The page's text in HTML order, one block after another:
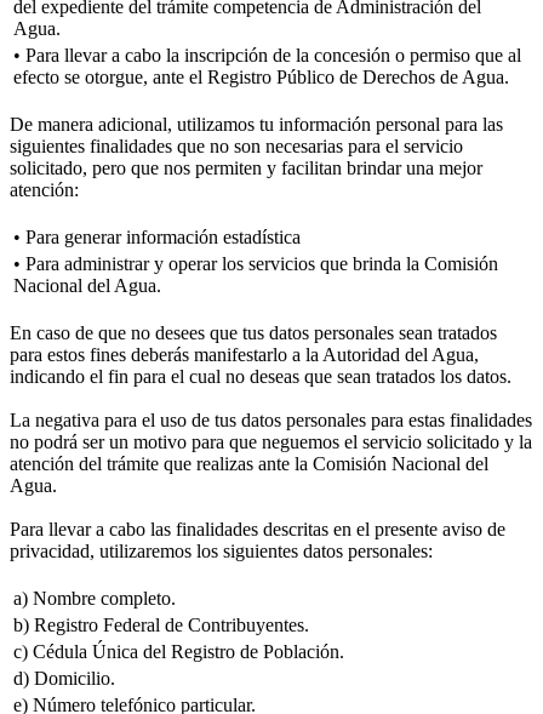
del expediente del trámite competencia de Administración del
Agua.
• Para llevar a cabo la inscripción de la concesión o permiso que al
efecto se otorgue, ante el Registro Público de Derechos de Agua.
De manera adicional, utilizamos tu información personal para las
siguientes finalidades que no son necesarias para el servicio
solicitado, pero que nos permiten y facilitan brindar una mejor
atención:
• Para generar información estadística
• Para administrar y operar los servicios que brinda la Comisión
Nacional del Agua.
En caso de que no desees que tus datos personales sean tratados
para estos fines deberás manifestarlo a la Autoridad del Agua,
indicando el fin para el cual no deseas que sean tratados los datos.
La negativa para el uso de tus datos personales para estas finalidades
no podrá ser un motivo para que neguemos el servicio solicitado y la
atención del trámite que realizas ante la Comisión Nacional del
Agua.
Para llevar a cabo las finalidades descritas en el presente aviso de
privacidad, utilizaremos los siguientes datos personales:
a) Nombre completo.
b) Registro Federal de Contribuyentes.
c) Cédula Única del Registro de Población.
d) Domicilio.
e) Número telefónico particular.